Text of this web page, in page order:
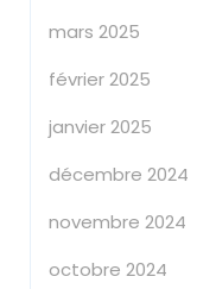
mars 2025
février 2025
janvier 2025
décembre 2024
novembre 2024
octobre 2024